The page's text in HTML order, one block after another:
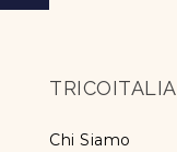
TRICOITALIA
Chi Siamo